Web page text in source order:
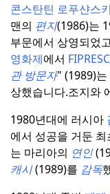
콘스탄틴 로푸샨스키
맨의 편지(1986)는
부문에서 상영되었
영화제에서
관 방문자" (1989)
상했습니다.조지와
1980년대에 러시아
에서 성공을 거둔
는 마리아의 연인
캐시(1989)를 감독